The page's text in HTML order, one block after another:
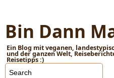
Bin Dann
Ein Blog mit veganen,
und der ganzen Welt,
Reisetipps :)